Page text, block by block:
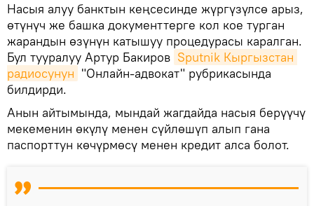
Насыя алуу банктын кеңсесинде жүргүзүлсө арыз,
өтүнүч же башка документтерге кол кое турган
жарандын өзүнүн катышуу процедурасы каралган.
Бул тууралуу Артур Бакиров Sputnik Кыргызстан
радиосунун "Онлайн-адвокат" рубрикасында
билдирди.
Анын айтымында, мындай жагдайда насыя берүүчү
мекеменин өкүлү менен сүйлөшүп алып гана
паспорттун көчүрмөсү менен кредит алса болот.